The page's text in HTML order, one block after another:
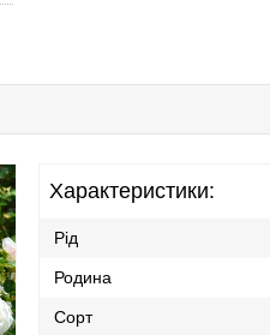
Характеристики:
Рід
Родина
Сорт